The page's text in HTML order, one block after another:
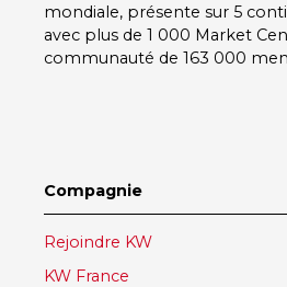
mondiale, présente sur 5
avec plus de 1 000 Market
communauté de 163 000
Compagnie
Rejoindre KW
KW France